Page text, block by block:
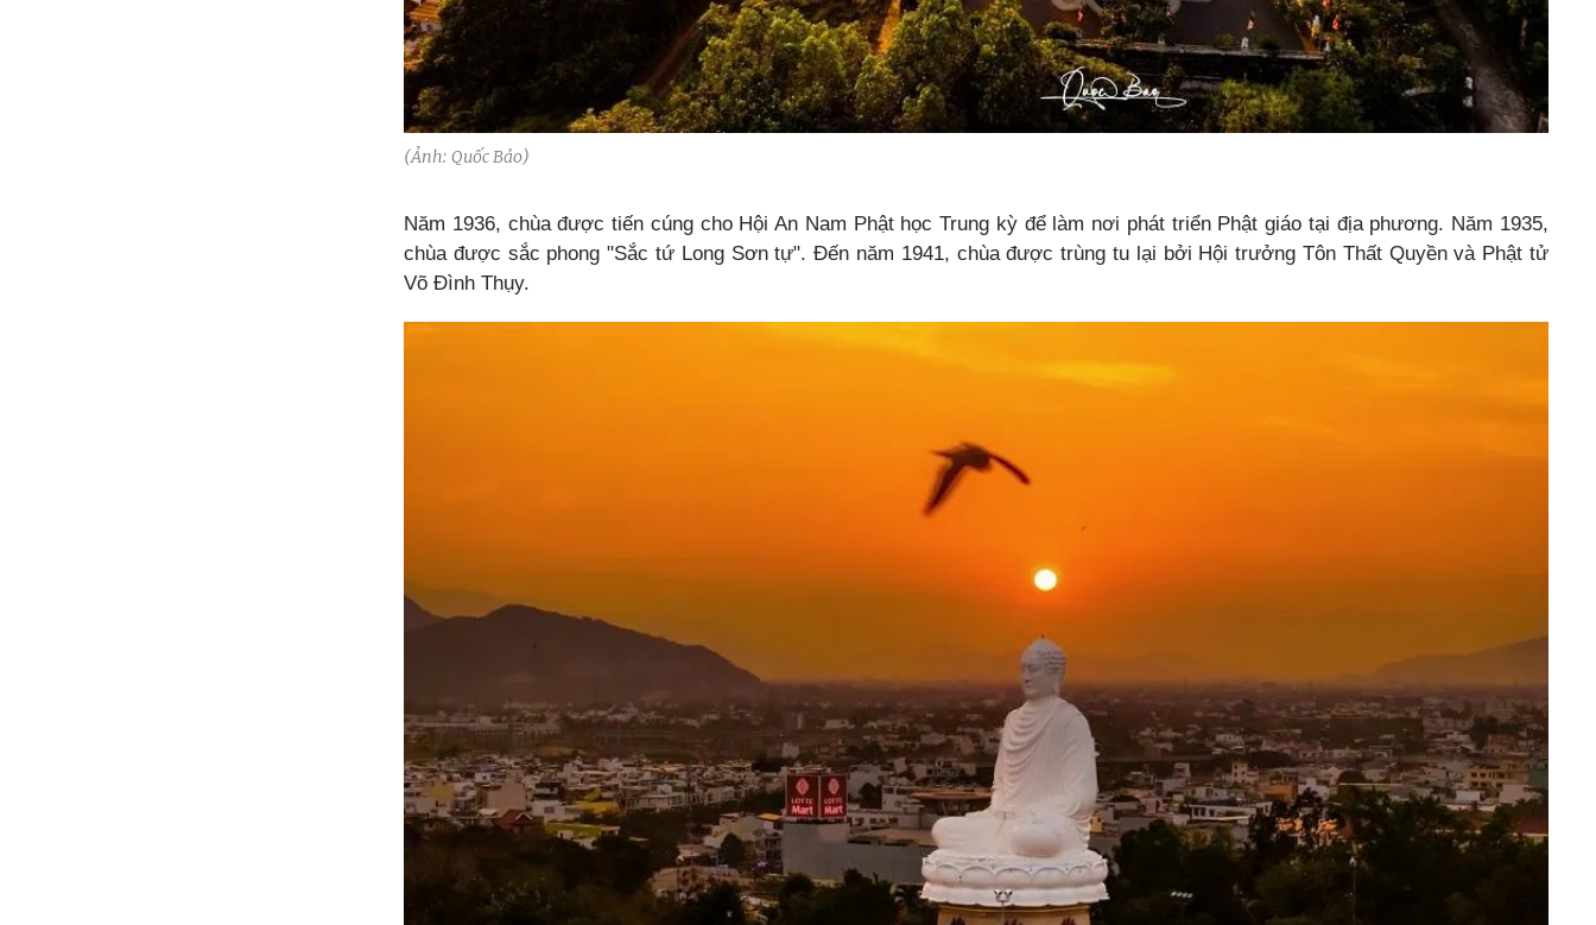
(Ảnh: Quốc Bảo)
Năm 1936, chùa được tiến cúng cho Hội An Nam Phật học Trung kỳ để làm nơi phát triển Phật giáo tại địa phương. Năm 1935,
chùa được sắc phong "Sắc tứ Long Sơn tự". Đến năm 1941, chùa được trùng tu lại bởi Hội trưởng Tôn Thất Quyền và Phật tử
Võ Đình Thụy.